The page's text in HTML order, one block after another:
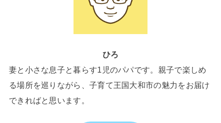
ひろ
妻と小さな息子と暮らす1児のパパです。親子で楽しめ
る場所を巡りながら、子育て王国大和市の魅力をお届け
できればと思います。